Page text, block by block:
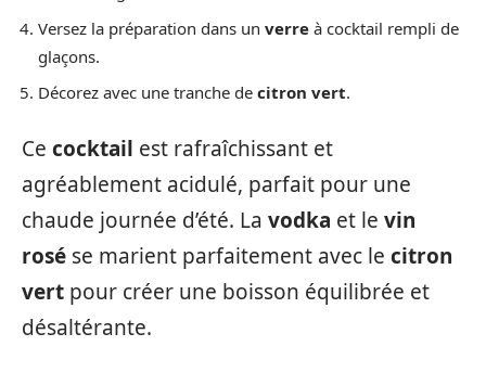
Versez la préparation dans un verre à cocktail rempli de
glaçons.
Décorez avec une tranche de citron vert.
Ce cocktail est rafraîchissant et
agréablement acidulé, parfait pour une
chaude journée d’été. La vodka et le vin
rosé se marient parfaitement avec le citron
vert pour créer une boisson équilibrée et
désaltérante.